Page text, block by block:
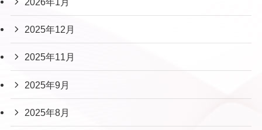
2025年12月
2025年11月
2025年9月
2025年8月